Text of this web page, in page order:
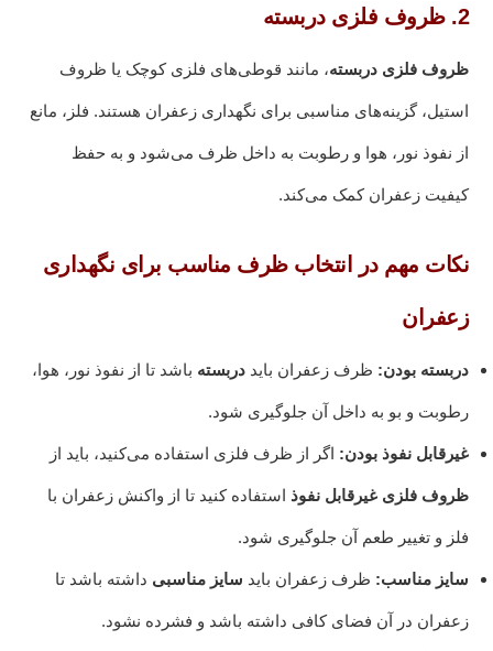
2. ظروف فلزی دربسته
ظروف فلزی دربسته، مانند قوطی‌های فلزی کوچک یا ظروف
استیل، گزینه‌های مناسبی برای نگهداری زعفران هستند. فلز، مانع
از نفوذ نور، هوا و رطوبت به داخل ظرف می‌شود و به حفظ
کیفیت زعفران کمک می‌کند.
نکات مهم در انتخاب ظرف مناسب برای نگهداری
زعفران
دربسته بودن: ظرف زعفران باید دربسته باشد تا از نفوذ نور، هوا،
رطوبت و بو به داخل آن جلوگیری شود.
غیرقابل نفوذ بودن: اگر از ظرف فلزی استفاده می‌کنید، باید از
ظروف فلزی غیرقابل نفوذ استفاده کنید تا از واکنش زعفران با
فلز و تغییر طعم آن جلوگیری شود.
سایز مناسب: ظرف زعفران باید سایز مناسبی داشته باشد تا
زعفران در آن فضای کافی داشته باشد و فشرده نشود.